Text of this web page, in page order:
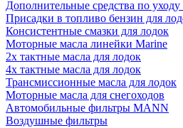
Дополнительные средства по уходу
Присадки в топливо бензин для
Консистентные смазки для лодок
Моторные масла линейки Marine
2х тактные масла для лодок
4х тактные масла для лодок
Трансмиссионные масла для лодок
Моторные масла для снегоходов
Автомобильные фильтры MANN
Воздушные фильтры